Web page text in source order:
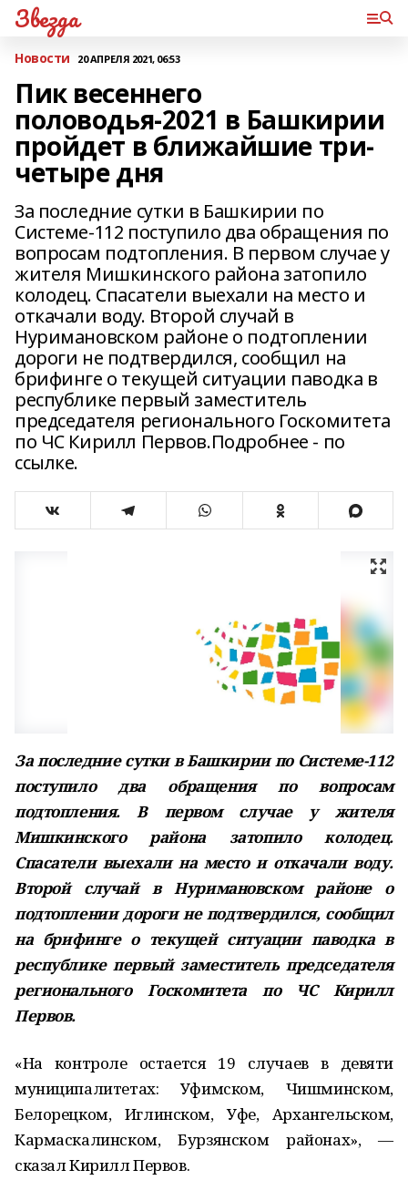
Звезда
Новости 20 АПРЕЛЯ 2021, 06:53
Пик весеннего
половодья-2021 в Башкирии
пройдет в ближайшие три-
четыре дня
За последние сутки в Башкирии по
Системе-112 поступило два обращения по
вопросам подтопления. В первом случае у
жителя Мишкинского района затопило
колодец. Спасатели выехали на место и
откачали воду. Второй случай в
Нуримановском районе о подтоплении
дороги не подтвердился, сообщил на
брифинге о текущей ситуации паводка в
республике первый заместитель
председателя регионального Госкомитета
по ЧС Кирилл Первов.Подробнее - по
ссылке.
За последние сутки в Башкирии по Системе-112
поступило два обращения по вопросам
подтопления. В первом случае у жителя
Мишкинского района затопило колодец.
Спасатели выехали на место и откачали воду.
Второй случай в Нуримановском районе о
подтоплении дороги не подтвердился, сообщил
на брифинге о текущей ситуации паводка в
республике первый заместитель председателя
регионального Госкомитета по ЧС Кирилл
Первов.
«На контроле остается 19 случаев в девяти
муниципалитетах: Уфимском, Чишминском,
Белорецком, Иглинском, Уфе, Архангельском,
Кармаскалинском, Бурзянском районах», —
сказал Кирилл Первов.